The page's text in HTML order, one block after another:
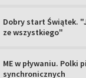
Dobry start Świątek.
ze wszystkiego"
ME w pływaniu. Polki
synchronicznych